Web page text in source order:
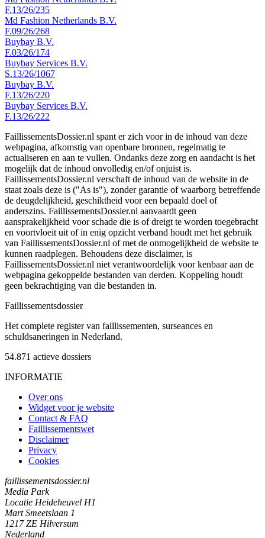
F.13/26/235
Md Fashion Netherlands B.V.
F.09/26/268
Buybay B.V.
F.03/26/174
Buybay Services B.V.
S.13/26/1067
Buybay B.V.
F.13/26/220
Buybay Services B.V.
F.13/26/222
FaillissementsDossier.nl spant er zich voor in de inhoud van deze
webpagina, afkomstig van openbare bronnen, regelmatig te
actualiseren en aan te vullen. Ondanks deze zorg en aandacht is het
mogelijk dat de inhoud onvolledig en/of onjuist is.
FaillissementsDossier.nl verschaft de inhoud van de website in de
staat zoals deze is ("As is"), zonder garantie of waarborg betreffende
de deugdelijkheid, geschiktheid voor een bepaald doel of
anderszins. FaillissementsDossier.nl aanvaardt geen
aansprakelijkheid voor schade die is of dreigt te worden toegebracht
en voortvloeit uit of in enig opzicht verband houdt met het gebruik
van FaillissementsDossier.nl of met de onmogelijkheid de website te
kunnen raadplegen. Behoudens deze disclaimer, is
FaillissementsDossier.nl niet verantwoordelijk voor kenbaar aan de
webpagina gekoppelde bestanden van derden. Koppeling houdt
geen bekrachtiging van die bestanden in.
Faillissementsdossier
Het complete register van faillissementen, surseances en
schuldsaneringen in Nederland.
54.871 actieve dossiers
INFORMATIE
Over ons
Widget voor je website
Contact & FAQ
Faillissementswet
Disclaimer
Privacy
Cookies
faillissementsdossier.nl
Media Park
Locatie Heideheuvel H1
Mart Smeetslaan 1
1217 ZE Hilversum
Nederland